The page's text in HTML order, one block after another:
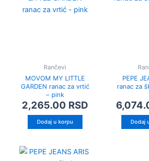
Rančevi
MOVOM MY LITTLE
GARDEN ranac za vrtić
– pink
2,265.00 RSD
Dodaj u korpu
PEPE
ranac za
Dodaj